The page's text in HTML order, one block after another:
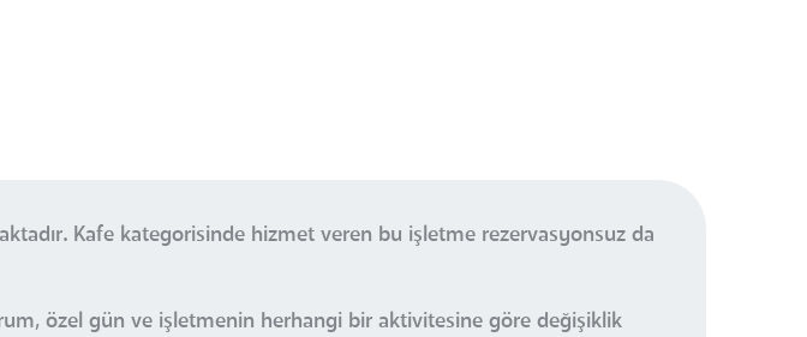
Kafe kategorisinde hizmet veren bu işletme rezervasyonsuz da
özel gün ve işletmenin herhangi bir aktivitesine göre değişiklik